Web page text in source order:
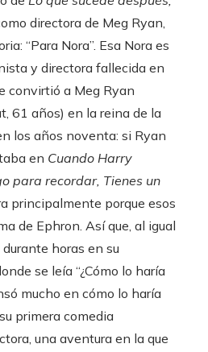
directora de Meg Ryan,
“Para Nora”. Esa Nora es
y directora fallecida en
convirtió a Meg Ryan
61 años) en la reina de la
los años noventa: si Ryan
en Cuando Harry
para recordar, Tienes un
principalmente porque esos
de Ephron. Así que, al igual
horas en su
se leía “¿Cómo lo haría
mucho en cómo lo haría
primera comedia
una aventura en la que